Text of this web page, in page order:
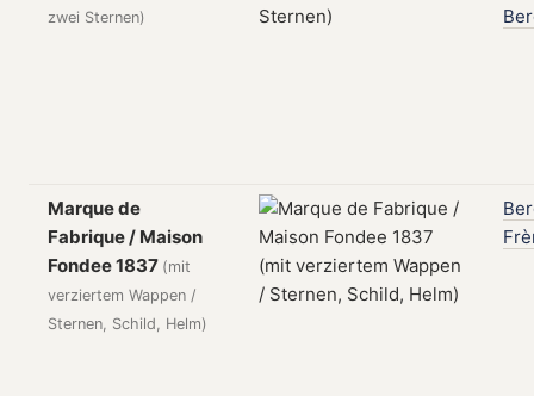
zwei Sternen)
Marque de
Fabrique / Maison
Fondee 1837 (mit
verziertem Wappen /
Sternen, Schild, Helm)